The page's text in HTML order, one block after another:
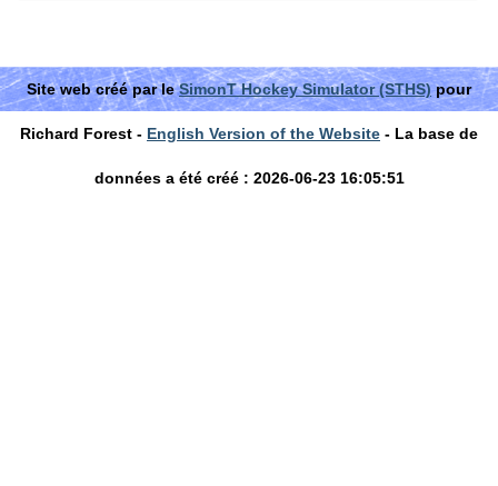
Site web créé par leSimonT Hockey Simulator (STHS)pour
Richard Forest - English Version of the Website - La base de
données a été créé : 2026-06-23 16:05:51